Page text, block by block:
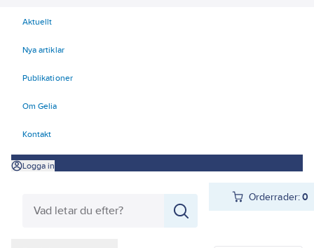
Aktuellt
Nya artiklar
Publikationer
Om Gelia
Kontakt
Logga in
Orderrader:0